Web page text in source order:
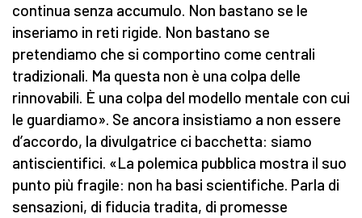
continua senza accumulo. Non bastano se le
inseriamo in reti rigide. Non bastano se
pretendiamo che si comportino come centrali
tradizionali. Ma questa non è una colpa delle
rinnovabili. È una colpa del modello mentale con cui
le guardiamo». Se ancora insistiamo a non essere
d’accordo, la divulgatrice ci bacchetta: siamo
antiscientifici. «La polemica pubblica mostra il suo
punto più fragile: non ha basi scientifiche. Parla di
sensazioni, di fiducia tradita, di promesse